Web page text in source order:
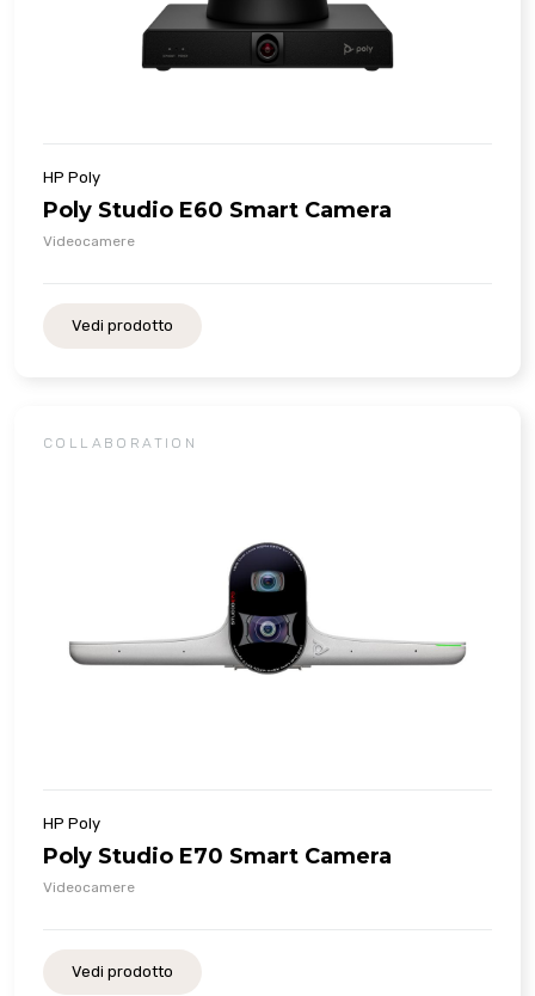
HP Poly
Poly Studio E60 Smart Camera
Videocamere
Vedi prodotto
COLLABORATION
HP Poly
Poly Studio E70 Smart Camera
Videocamere
Vedi prodotto